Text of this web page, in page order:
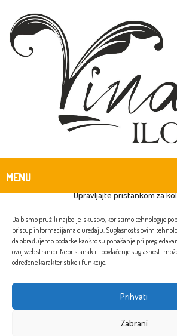
Upravljajte pristankom za
Da bismo pružili najbolje iskustvo, koristimo tehnologije
pristup informacijama o uređaju. Suglasnost s ovim
da obrađujemo podatke kao što su ponašanje pri
ovoj web stranici. Nepristanak ili povlačenje suglasnosti
određene karakteristike i funkcije.
Prihvati
Zabrani